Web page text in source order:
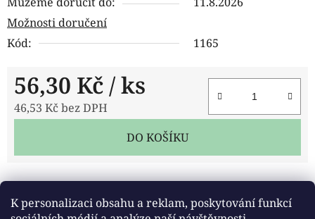
K personalizaci obsahu a reklam, poskytování funkcí
Možnosti doručení
Kód:
1165
56,30 Kč / ks
46,53 Kč bez DPH
DO KOŠÍKU